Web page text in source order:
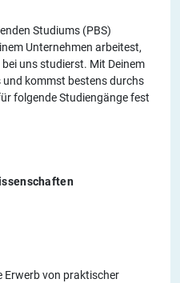
Studiums (PBS)
Unternehmen arbeitest,
uns studierst. Mit Deinem
und kommst bestens durchs
folgende Studiengänge fest
Erwerb von praktischer